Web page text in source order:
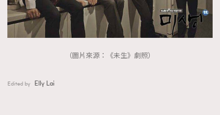
（圖片來源：《未生》劇照）
Edited by Elly Lai